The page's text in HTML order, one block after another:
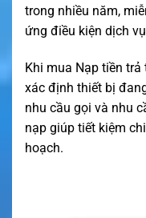
trong nhiều năm,
ứng điều kiện dịch
Khi mua Nạp tiền
xác định thiết bị
nhu cầu gọi và nhu
nạp giúp tiết kiệm
hoạch.